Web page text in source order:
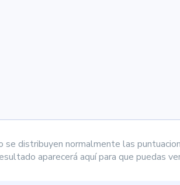
se distribuyen normalmente las
aparecerá aquí para que puedas